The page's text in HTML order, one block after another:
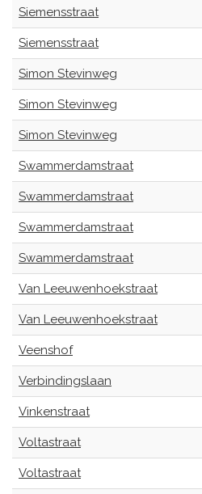
Siemensstraat
Siemensstraat
Simon Stevinweg
Simon Stevinweg
Simon Stevinweg
Swammerdamstraat
Swammerdamstraat
Swammerdamstraat
Swammerdamstraat
Van Leeuwenhoekstraat
Van Leeuwenhoekstraat
Veenshof
Verbindingslaan
Vinkenstraat
Voltastraat
Voltastraat